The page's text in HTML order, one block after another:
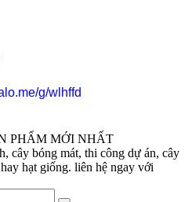
g/wlhffd
PHẨM MỚI NHẤT
cây bóng mát, thi công dự án, cây
hạt giống. liên hệ ngay với